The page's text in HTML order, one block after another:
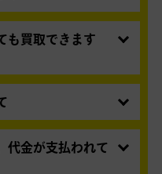
なかった商品のみの
は承っておりませ
ちらからご確認くだ
用品リサイクルサー
お気軽にお問い合わ
も買取できます
品で、電源が入らな
作に支障をきたすも
不足など）、正常動
の、改造されたも
せん。
ギフトカード」
」のいずれかより、
確認後、代金お受
代金が支払われて